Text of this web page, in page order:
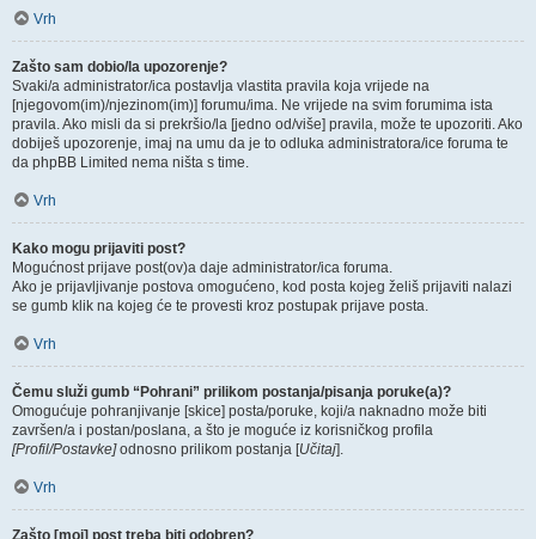
Vrh
Zašto sam dobio/la upozorenje?
Svaki/a administrator/ica postavlja vlastita pravila koja vrijede na
[njegovom(im)/njezinom(im)] forumu/ima. Ne vrijede na svim forumima ista
pravila. Ako misli da si prekršio/la [jedno od/više] pravila, može te upozoriti. Ako
dobiješ upozorenje, imaj na umu da je to odluka administratora/ice foruma te
da phpBB Limited nema ništa s time.
Vrh
Kako mogu prijaviti post?
Mogućnost prijave post(ov)a daje administrator/ica foruma.
Ako je prijavljivanje postova omogućeno, kod posta kojeg želiš prijaviti nalazi
se gumb klik na kojeg će te provesti kroz postupak prijave posta.
Vrh
Čemu služi gumb “Pohrani” prilikom postanja/pisanja poruke(a)?
Omogućuje pohranjivanje [skice] posta/poruke, koji/a naknadno može biti
završen/a i postan/poslana, a što je moguće iz korisničkog profila
[Profil/Postavke]odnosno prilikom postanja [Učitaj].
Vrh
Zašto [moj] post treba biti odobren?